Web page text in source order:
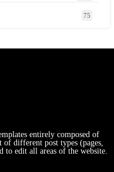
75
entirely composed of
different post types (pages,
to edit all areas of the website.